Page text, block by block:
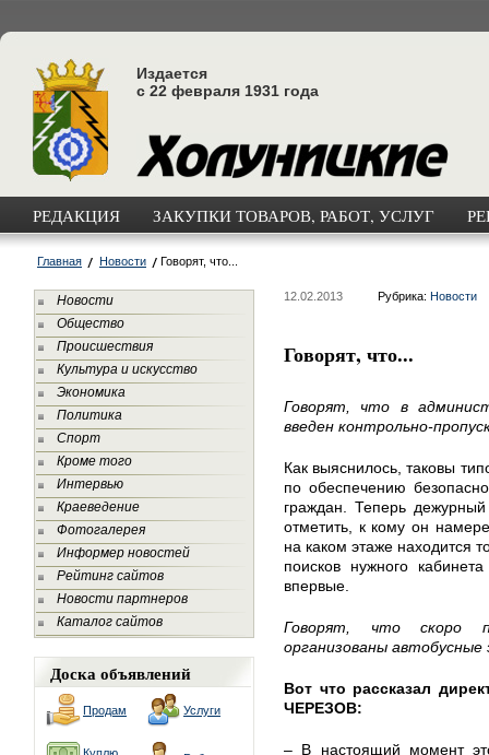
Издается
с 22 февраля 1931 года
РЕДАКЦИЯ ЗАКУПКИ ТОВАРОВ, РАБОТ, УСЛУГ
Главная Новости Говорят, что...
Новости
Общество
Происшествия
Культура и искусство
Экономика
Политика
Спорт
Кроме того
Интервью
Краеведение
Фотогалерея
Информер новостей
Рейтинг сайтов
Новости партнеров
Каталог сайтов
Доска объявлений
Продам Услуги
12.02.2013 Рубрика: Новости
Говорят, что...
Говорят, что в
введен контрольно-
Как выяснилось, таковы
по обеспечению
граждан. Теперь
отметить, к кому он
на каком этаже находится
поисков нужного
впервые.
Говорят, что скоро
организованы автобусные
Вот что рассказал
ЧЕРЕЗОВ:
– В настоящий момент